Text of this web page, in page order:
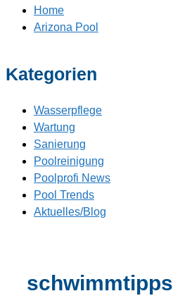
Home
Arizona Pool
Kategorien
Wasserpflege
Wartung
Sanierung
Poolreinigung
Poolprofi News
Pool Trends
Aktuelles/Blog
schwimmtipps